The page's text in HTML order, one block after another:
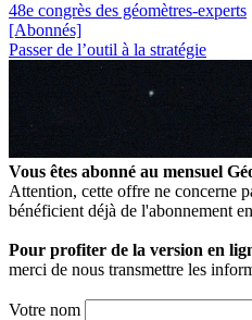
48e congrès des géomètres-experts
[Abonnés]
Passer de l’outil à la stratégie
Vous êtes abonné au mensuel
Attention, cette offre ne concerne
bénéficient déjà de l'abonnement
Pour profiter de la version en
merci de nous transmettre les
Votre nom